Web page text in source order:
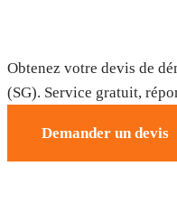
Obtenez votre devis de
(SG). Service gratuit,
Demander un devis